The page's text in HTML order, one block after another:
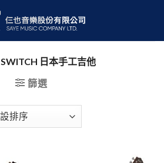
SWITCH 日本手工吉他
篩選